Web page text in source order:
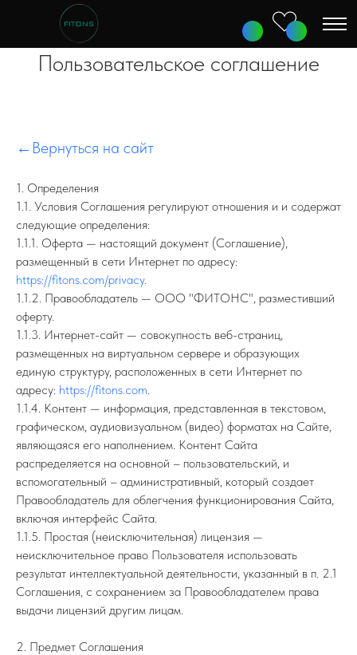
Пользовательское соглашение
← Вернуться на сайт
1. Определения
1.1. Условия Соглашения регулируют отношения и и содержат
следующие определения:
1.1.1. Оферта — настоящий документ (Соглашение),
размещенный в сети Интернет по адресу:
https://fitons.com/privacy.
1.1.2. Правообладатель — ООО "ФИТОНС", разместивший
оферту.
1.1.3. Интернет-сайт — совокупность веб-страниц,
размещенных на виртуальном сервере и образующих
единую структуру, расположенных в сети Интернет по
адресу: https://fitons.com.
1.1.4. Контент — информация, представленная в текстовом,
графическом, аудиовизуальном (видео) форматах на Сайте,
являющаяся его наполнением. Контент Сайта
распределяется на основной – пользовательский, и
вспомогательный – административный, который создает
Правообладатель для облегчения функционирования Сайта,
включая интерфейс Сайта.
1.1.5. Простая (неисключительная) лицензия —
неисключительное право Пользователя использовать
результат интеллектуальной деятельности, указанный в п. 2.1
Соглашения, с сохранением за Правообладателем права
выдачи лицензий другим лицам.
2. Предмет Соглашения